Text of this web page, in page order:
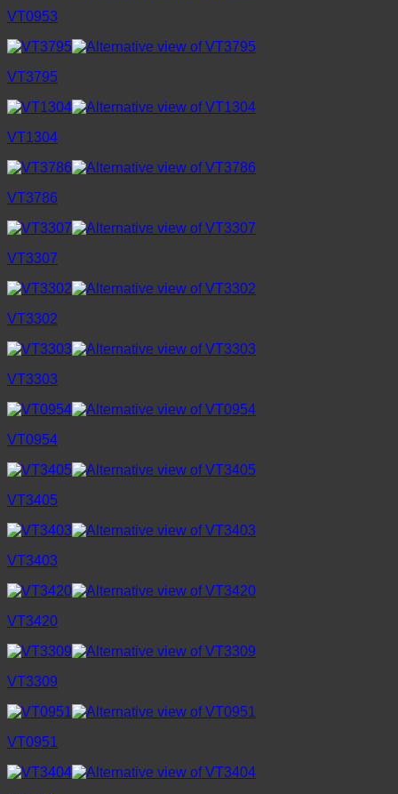
VT0953
VT3795
VT1304
VT3786
VT3307
VT3302
VT3303
VT0954
VT3405
VT3403
VT3420
VT3309
VT0951